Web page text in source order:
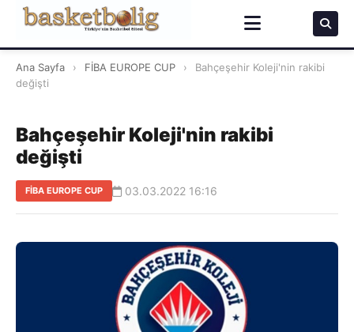
Ana Sayfa › FİBA EUROPE CUP ›
Bahçeşehir Koleji'nin rakibi
değişti
Bahçeşehir Koleji'nin rakibi
değişti
FİBA EUROPE CUP 03.03.2022 16:16